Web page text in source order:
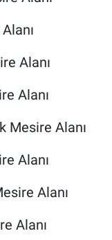
Alanı
Alanı
Mesire Alanı
Alanı
Alanı
Alanı